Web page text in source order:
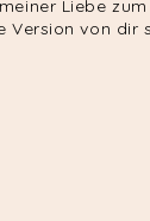
Liebe
Version von dir